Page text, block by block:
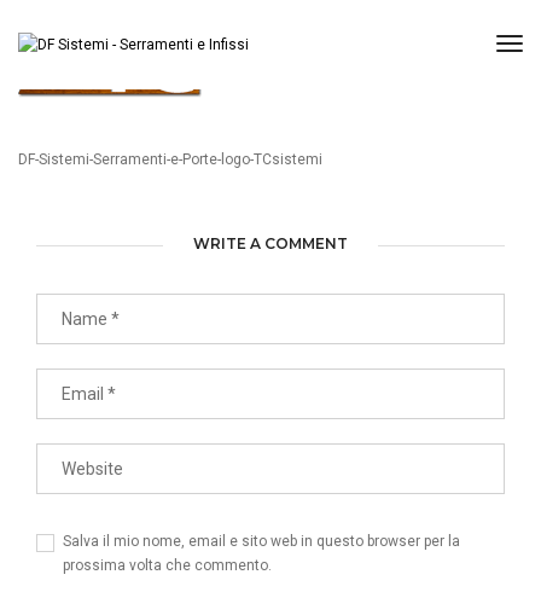
DF-Sistemi-Serramenti-e-Porte-logo-TCsistemi
WRITE A COMMENT
Salva il mio nome, email e sito web in questo browser per la
prossima volta che commento.